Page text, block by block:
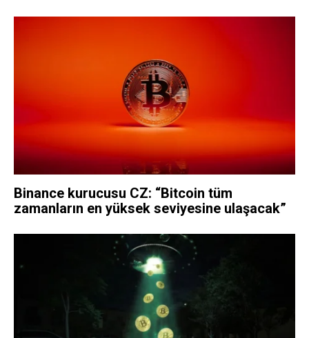
Binance kurucusu CZ: “Bitcoin tüm
zamanların en yüksek seviyesine ulaşacak”